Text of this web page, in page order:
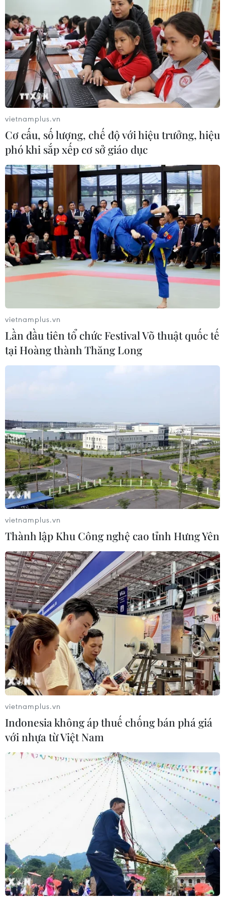
vietnamplus.vn
Cơ cấu, số lượng, chế độ với hiệu trưởng, hiệu
phó khi sắp xếp cơ sở giáo dục
vietnamplus.vn
Lần đầu tiên tổ chức Festival Võ thuật quốc tế
tại Hoàng thành Thăng Long
vietnamplus.vn
Thành lập Khu Công nghệ cao tỉnh Hưng Yên
vietnamplus.vn
Indonesia không áp thuế chống bán phá giá
với nhựa từ Việt Nam